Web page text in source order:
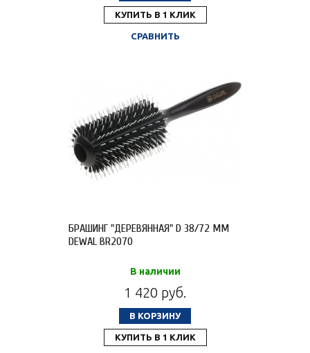
КУПИТЬ В 1 КЛИК
СРАВНИТЬ
БРАШИНГ "ДЕРЕВЯННАЯ" D 38/72 ММ
DEWAL BR2070
В наличии
1 420 руб.
В КОРЗИНУ
КУПИТЬ В 1 КЛИК